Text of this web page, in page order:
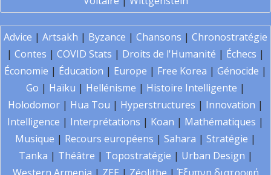
Advice | Artsakh | Byzance | Chansons | Chronostratégie
| Contes | COVID Stats | Droits de l'Humanité | Échecs |
Économie | Éducation | Europe | Free Korea | Génocide |
Go | Haïku | Hellénisme | Histoire Intelligente |
Holodomor | Hua Tou | Hyperstructures | Innovation |
Intelligence | Interprétations | Koan | Mathématiques |
Musique | Recours européens | Sahara | Stratégie |
Tanka | Théâtre | Topostratégie | Urban Design |